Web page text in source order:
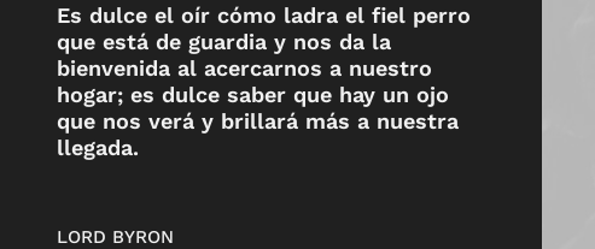
Es dulce el oír cómo ladra el fiel perro
que está de guardia y nos da la
bienvenida al acercarnos a nuestro
hogar; es dulce saber que hay un ojo
que nos verá y brillará más a nuestra
llegada.
LORD BYRON